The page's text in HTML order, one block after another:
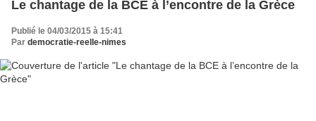
Le chantage de la BCE à l’encontre de la Grèce
Publié le 04/03/2015 à 15:41
Par democratie-reelle-nimes